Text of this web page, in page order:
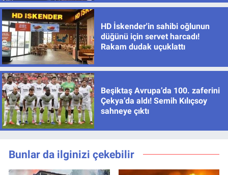
HD İskender'in sahibi oğlunun
düğünü için servet harcadı!
Rakam dudak uçuklattı
Beşiktaş Avrupa’da 100. zaferini
Çekya’da aldı! Semih Kılıçsoy
sahneye çıktı
Bunlar da ilginizi çekebilir